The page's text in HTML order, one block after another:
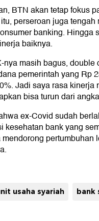
BTN akan tetap fokus
perseroan juga
banking. Hingga
baiknya.
masih bagus, double
pemerintah yang Rp
Jadi saya rasa kinerja
bisa turun dari
ex-Covid sudah
kesehatan bank yang
pertumbuhan
usaha syariah bank